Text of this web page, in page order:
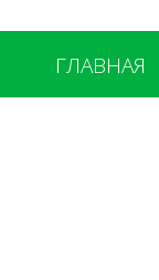
ГЛАВНАЯ